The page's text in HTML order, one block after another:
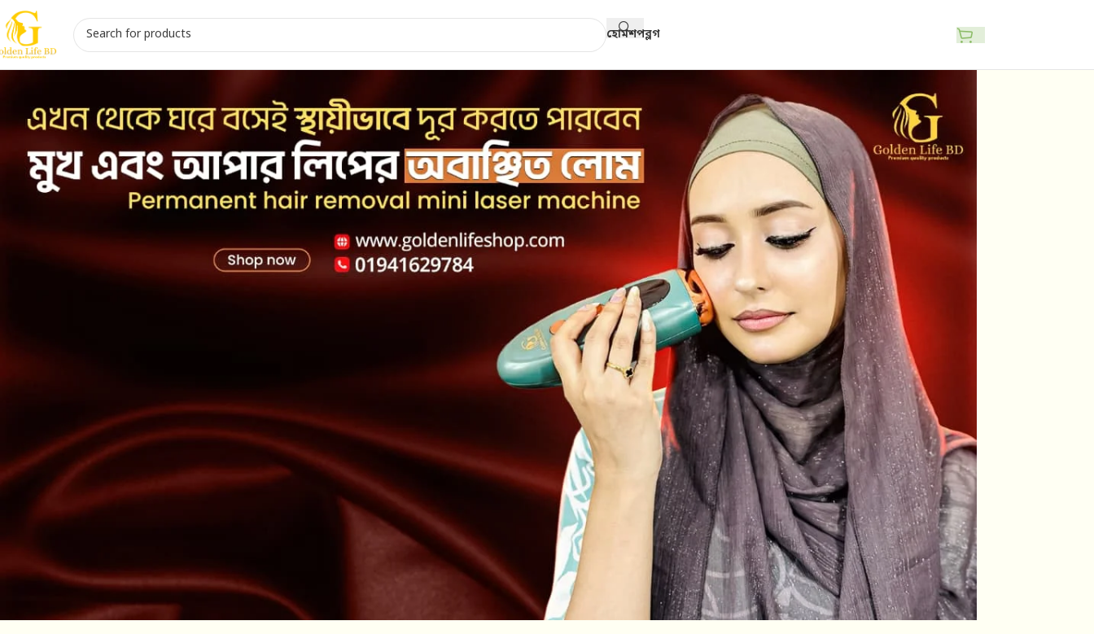
হোমশপব্লগ